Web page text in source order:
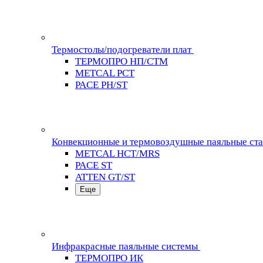
Термостолы/подогреватели плат
ТЕРМОПРО НП/СТМ
METCAL PCT
PACE PH/ST
Конвекционные и термовоздушные паяльные
METCAL HCT/MRS
PACE ST
ATTEN GT/ST
Еще
Инфракрасные паяльные системы
ТЕРМОПРО ИК